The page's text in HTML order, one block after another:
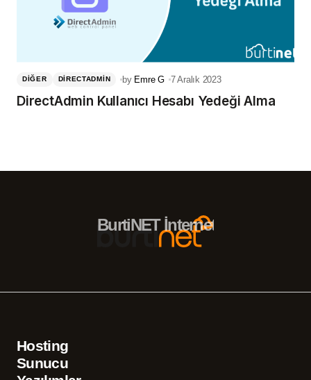
DIĞER DIRECTADMIN by Emre G 7 Aralık 2023
DirectAdmin Kullanıcı Hesabı Yedeği Alma
BurtiNET İnternet Hizmetleri –
Hosting
Sunucu